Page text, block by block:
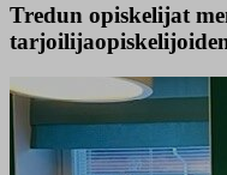
Tredun opiskelijat